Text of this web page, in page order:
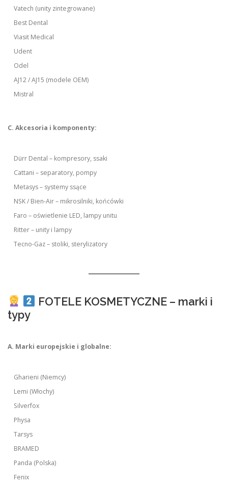
Vatech (unity zintegrowane)
Best Dental
Viasit Medical
Udent
Odel
AJ12 / AJ15 (modele OEM)
Mistral
C. Akcesoria i komponenty:
Dürr Dental – kompresory, ssaki
Cattani – separatory, pompy
Metasys – systemy ssące
NSK / Bien-Air – mikrosilniki, końcówki
Faro – oświetlenie LED, lampy unitu
Ritter – unity i lampy
Tecno-Gaz – stoliki, sterylizatory
FOTELE KOSMETYCZNE – marki i
typy
A. Marki europejskie i globalne:
Gharieni (Niemcy)
Lemi (Włochy)
Silverfox
Physa
Tarsys
BRAMED
Panda (Polska)
Fenix